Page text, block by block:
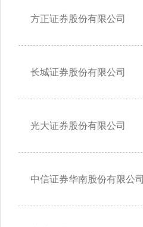
方正证券股份有限公司
长城证券股份有限公司
光大证券股份有限公司
中信证券华南股份有限公司